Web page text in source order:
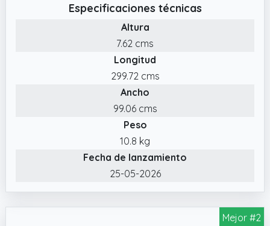
movimiento. En comparación con otros
equipos de entrenamiento, las almohadillas
inflables de aire mejoran la tasa de
reutilización y reducen el riesgo de aterrizaje.
✔️ 🤸Duradera y segura. la esterilla Air Turn
Track adopta material de articulación de
martillo sándwich y material impermeable de
PVC duradero de doble capa, que no es fácil
de deformar bajo presión y no genera ruido
durante el entrenamiento.
✔️ 🤸Amplia aplicación. la esterilla de
Especificaciones técnicas
Altura
7.62 cms
Longitud
299.72 cms
Ancho
99.06 cms
Peso
10.8 kg
Fecha de lanzamiento
25-05-2026
Mejor #2